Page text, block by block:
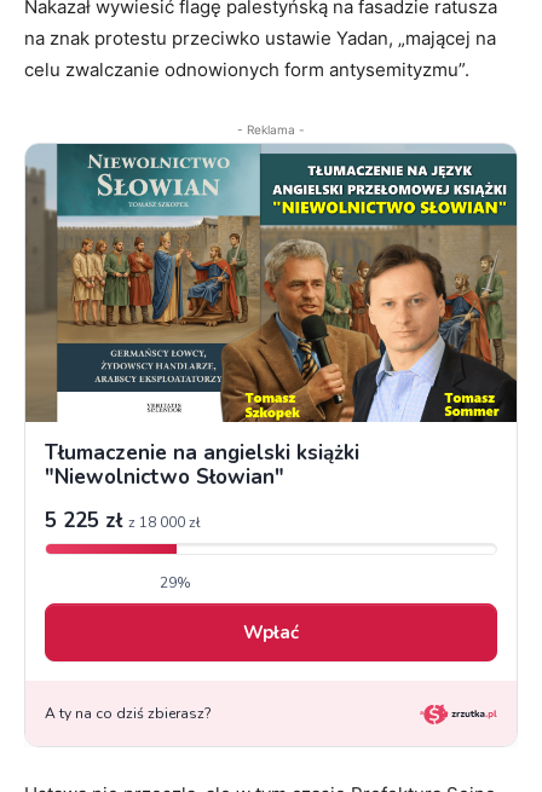
Nakazał wywiesić flagę palestyńską na fasadzie ratusza
na znak protestu przeciwko ustawie Yadan, „mającej na
celu zwalczanie odnowionych form antysemityzmu”.
- Reklama -